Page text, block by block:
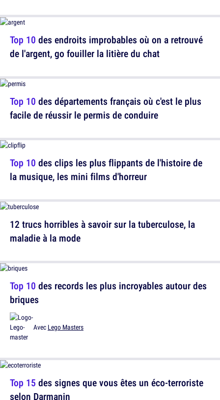
Top 10 des départements français où c'est le plus
facile de réussir le permis de conduire
12 trucs horribles à savoir sur la tuberculose, la
maladie à la mode
Top 15 des signes que vous êtes un éco-terroriste
selon Darmanin
Top 10 des endroits improbables où on a retrouvé
de l'argent, go fouiller la litière du chat
Top 10 des clips les plus flippants de l'histoire de
la musique, les mini films d'horreur
Top 10 des records les plus incroyables autour des
briques
Avec Lego Masters